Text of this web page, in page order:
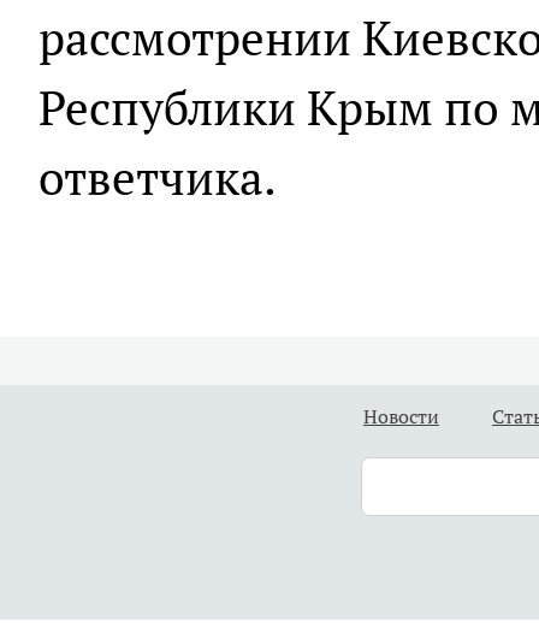
рассмотрении
Республики Крым по
ответчика.
Новости